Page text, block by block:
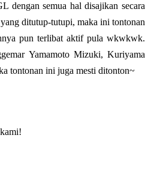
dengan semua hal disajikan secara
ditutup-tutupi, maka ini tontonan
pun terlibat aktif pula wkwkwk.
Yamamoto Mizuki, Kuriyama
tontonan ini juga mesti ditonton~